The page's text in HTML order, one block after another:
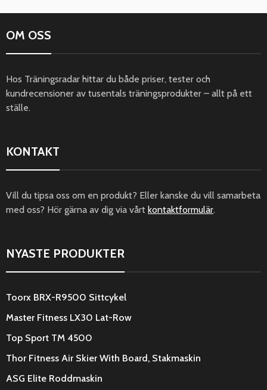
OM OSS
Hos Träningsradar hittar du både priser, tester och
kundrecensioner av tusentals träningsprodukter – allt på ett
ställe.
KONTAKT
Vill du tipsa oss om en produkt? Eller kanske du vill samarbeta
med oss? Hör gärna av dig via vårt kontaktformulär.
NYASTE PRODUKTER
Toorx BRX-R9500 Sittcykel
Master Fitness LX30 Lat-Row
Top Sport TM 4500
Thor Fitness Air Skier With Board, Stakmaskin
ASG Elite Roddmaskin